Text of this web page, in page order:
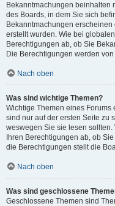
Bekanntmachungen beinhalten
des Boards, in dem Sie sich
Bekanntmachungen
erstellt wurden. Wie bei
Berechtigungen ab, ob Sie
Die Berechtigungen werden
Nach oben
Was sind wichtige Themen?
Wichtige Themen eines
sind nur auf der ersten Seite zu
weswegen Sie sie lesen
Ihren Berechtigungen ab, ob
die Berechtigungen stellt die
Nach oben
Was sind geschlossene
Geschlossene Themen sind